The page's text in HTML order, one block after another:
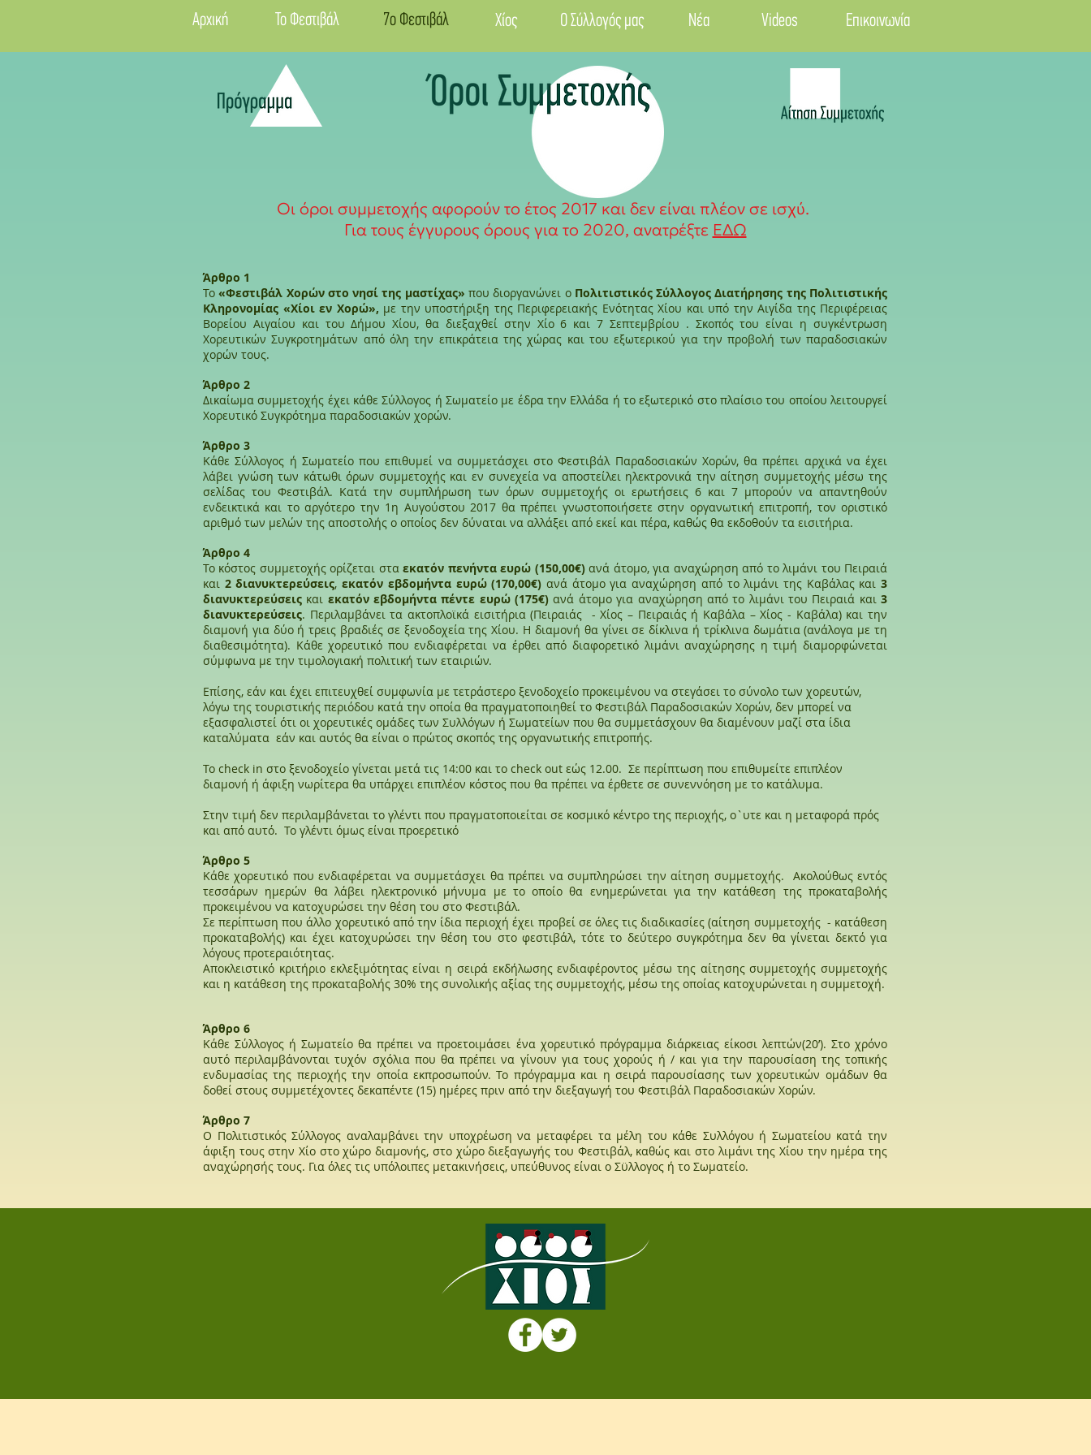
Αρχική Το Φεστιβάλ Χίος Ο Σύλλογός μας Επικοινωνία
Νέα Videos
7ο Φεστιβάλ
Οι όροι συμμετοχής αφορούν το έτος 2017 και δεν είναι πλέον σε ισχύ.
Για τους έγγυρους όρους για το 2020, ανατρέξτε ΕΔΩ
Άρθρο 1
Το«Φεστιβάλ Χορών στο νησί της μαστίχας» που διοργανώνει ο Πολιτιστικός Σύλλογος Διατήρησης της Πολιτιστικής
Κληρονομίας «Χίοι εν Χορώ», με την υποστήριξη της Περιφερειακής Ενότητας Χίου και υπό την Αιγίδα της Περιφέρειας
Βορείου Αιγαίου και του Δήμου Χίου, θα διεξαχθεί στην Χίο 6 και 7 Σεπτεμβρίου . Σκοπός του είναι η συγκέντρωση
Χορευτικών Συγκροτημάτων από όλη την επικράτεια της χώρας και του εξωτερικού για την προβολή των παραδοσιακών
χορών τους.
Άρθρο 2
Δικαίωμα συμμετοχής έχει κάθε Σύλλογος ή Σωματείο με έδρα την Ελλάδα ή το εξωτερικό στο πλαίσιο του οποίου λειτουργεί
Χορευτικό Συγκρότημα παραδοσιακών χορών.
Άρθρο 3
Κάθε Σύλλογος ή Σωματείο που επιθυμεί να συμμετάσχει στο Φεστιβάλ Παραδοσιακών Χορών, θα πρέπει αρχικά να έχει
λάβει γνώση των κάτωθι όρων συμμετοχής και εν συνεχεία να αποστείλει ηλεκτρονικά την αίτηση συμμετοχής μέσω της
σελίδας του Φεστιβάλ. Κατά την συμπλήρωση των όρων συμμετοχής οι ερωτήσεις 6 και 7 μπορούν να απαντηθούν
ενδεικτικά και το αργότερο την 1η Αυγούστου 2017 θα πρέπει γνωστοποιήσετε στην οργανωτική επιτροπή, τον οριστικό
αριθμό των μελών της αποστολής ο οποίος δεν δύναται να αλλάξει από εκεί και πέρα, καθώς θα εκδοθούν τα εισιτήρια.
Άρθρο 4
Το κόστος συμμετοχής ορίζεται σταεκατόν πενήντα ευρώ (150,00€)ανά άτομο, για αναχώρηση από το λιμάνι του Πειραιά
και 2 διανυκτερεύσεις,εκατόν εβδομήντα ευρώ (170,00€) ανά άτομο για αναχώρηση από το λιμάνι της Καβάλας και3
διανυκτερεύσεις και εκατόν εβδομήντα πέντε ευρώ (175€) ανά άτομο για αναχώρηση από το λιμάνι του Πειραιά και3
διανυκτερεύσεις. Περιλαμβάνει τα ακτοπλοϊκά εισιτήρια (Πειραιάς - Χίος – Πειραιάς ή Καβάλα – Χίος - Καβάλα) και την
διαμονή για δύο ή τρεις βραδιές σε ξενοδοχεία της Χίου. Η διαμονή θα γίνει σε δίκλινα ή τρίκλινα δωμάτια (ανάλογα με τη
διαθεσιμότητα). Κάθε χορευτικό που ενδιαφέρεται να έρθει από διαφορετικό λιμάνι αναχώρησης η τιμή διαμορφώνεται
σύμφωνα με την τιμολογιακή πολιτική των εταιριών.
Επίσης, εάν και έχει επιτευχθεί συμφωνία με τετράστερο ξενοδοχείο προκειμένου να στεγάσει το σύνολο των χορευτών,
λόγω της τουριστικής περιόδου κατά την οποία θα πραγματοποιηθεί το Φεστιβάλ Παραδοσιακών Χορών, δεν μπορεί να
εξασφαλιστεί ότι οι χορευτικές ομάδες των Συλλόγων ή Σωματείων που θα συμμετάσχουν θα διαμένουν μαζί στα ίδια
καταλύματα εάν και αυτός θα είναι ο πρώτος σκοπός της οργανωτικής επιτροπής.
Το check in στο ξενοδοχείο γίνεται μετά τις 14:00 και το check out εώς 12.00. Σε περίπτωση που επιθυμείτε επιπλέον
διαμονή ή άφιξη νωρίτερα θα υπάρχει επιπλέον κόστος που θα πρέπει να έρθετε σε συνεννόηση με το κατάλυμα.
Στην τιμή δεν περιλαμβάνεται το γλέντι που πραγματοποιείται σε κοσμικό κέντρο της περιοχής, ο`υτε και η μεταφορά πρός
και από αυτό. Το γλέντι όμως είναι προερετικό
Άρθρο 5
Κάθε χορευτικό που ενδιαφέρεται να συμμετάσχει θα πρέπει να συμπληρώσει την αίτηση συμμετοχής. Ακολούθως εντός
τεσσάρων ημερών θα λάβει ηλεκτρονικό μήνυμα με το οποίο θα ενημερώνεται για την κατάθεση της προκαταβολής
προκειμένου να κατοχυρώσει την θέση του στο Φεστιβάλ.
Σε περίπτωση που άλλο χορευτικό από την ίδια περιοχή έχει προβεί σε όλες τις διαδικασίες (αίτηση συμμετοχής - κατάθεση
προκαταβολής) και έχει κατοχυρώσει την θέση του στο φεστιβάλ, τότε το δεύτερο συγκρότημα δεν θα γίνεται δεκτό για
λόγους προτεραιότητας.
Αποκλειστικό κριτήριο εκλεξιμότητας είναι η σειρά εκδήλωσης ενδιαφέροντος μέσω της αίτησης συμμετοχής συμμετοχής
και η κατάθεση της προκαταβολής 30% της συνολικής αξίας της συμμετοχής, μέσω της οποίας κατοχυρώνεται η συμμετοχή.
Άρθρο 6
Κάθε Σύλλογος ή Σωματείο θα πρέπει να προετοιμάσει ένα χορευτικό πρόγραμμα διάρκειας είκοσι λεπτών(20’). Στο χρόνο
αυτό περιλαμβάνονται τυχόν σχόλια που θα πρέπει να γίνουν για τους χορούς ή / και για την παρουσίαση της τοπικής
ενδυμασίας της περιοχής την οποία εκπροσωπούν. Το πρόγραμμα και η σειρά παρουσίασης των χορευτικών ομάδων θα
δοθεί στους συμμετέχοντες δεκαπέντε (15) ημέρες πριν από την διεξαγωγή του Φεστιβάλ Παραδοσιακών Χορών.
Άρθρο 7
Ο Πολιτιστικός Σύλλογος αναλαμβάνει την υποχρέωση να μεταφέρει τα μέλη του κάθε Συλλόγου ή Σωματείου κατά την
άφιξη τους στην Χίο στο χώρο διαμονής, στο χώρο διεξαγωγής του Φεστιβάλ, καθώς και στο λιμάνι της Χίου την ημέρα της
αναχώρησής τους. Για όλες τις υπόλοιπες μετακινήσεις, υπεύθυνος είναι ο Σϋλλογος ή το Σωματείο.